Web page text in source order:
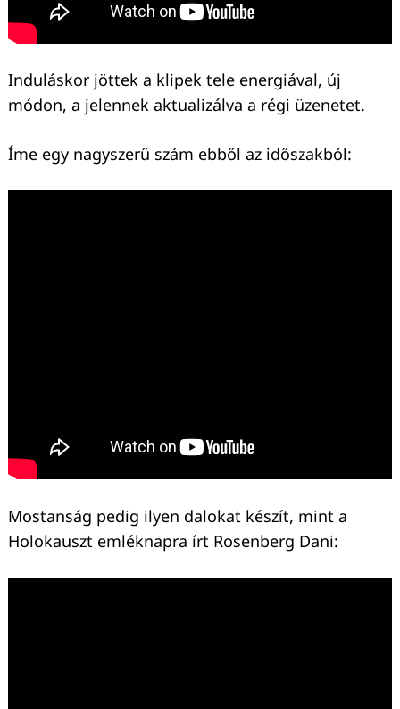
Induláskor jöttek a klipek tele energiával, új
módon, a jelennek aktualizálva a régi üzenetet.
Íme egy nagyszerű szám ebből az időszakból:
Mostanság pedig ilyen dalokat készít, mint a
Holokauszt emléknapra írt Rosenberg Dani: